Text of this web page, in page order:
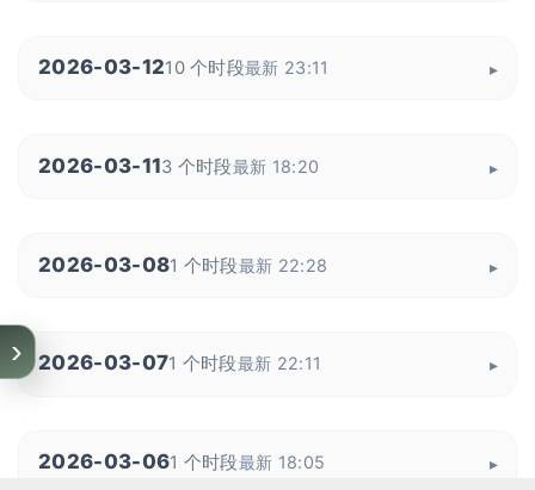
2026-03-1210 个时段最新 23:11
2026-03-113 个时段最新 18:20
2026-03-081 个时段最新 22:28
2026-03-071 个时段最新 22:11
2026-03-061 个时段最新 18:05
›